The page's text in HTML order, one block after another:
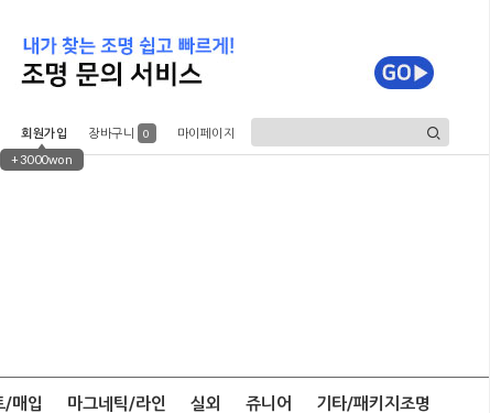
회원가입
+3000won
장바구니 0 마이페이지
/매입 마그네틱/라인 실외 쥬니어 기타/패키지조명